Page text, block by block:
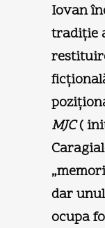
Iovan
tradiţie
MJC(
dar
ocupa